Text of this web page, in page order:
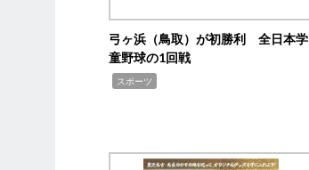
弓ヶ浜（鳥取）が初勝利 全日本学
童野球の1回戦
スポーツ